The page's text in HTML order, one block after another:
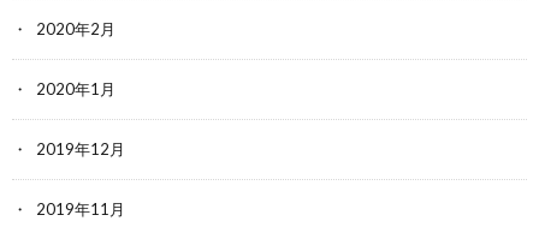
2020年2月
2020年1月
2019年12月
2019年11月